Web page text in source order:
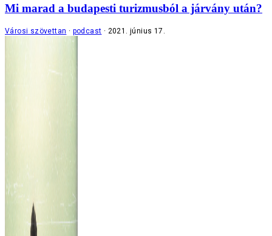
Mi marad a budapesti turizmusból a járvány után?
Városi szövettan podcast 2021. június 17.